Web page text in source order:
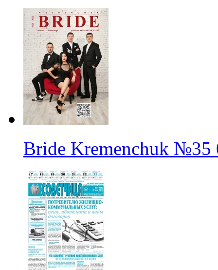
Bride Kremenchuk №35